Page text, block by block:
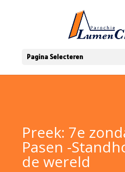
Pagina Selecteren
Preek: 7e
Pasen -
de wereld